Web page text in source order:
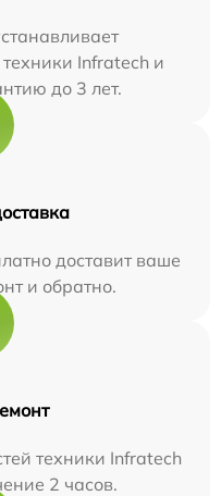
Infratech и
до 3 лет.
доставит ваше
и обратно.
техники Infratech
2 часов.